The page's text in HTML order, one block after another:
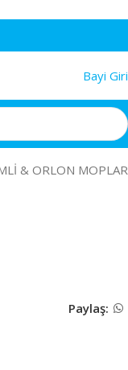
Bayi
& ORLON MOPLAR
Paylaş: